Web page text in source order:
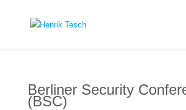
Berliner Security
(BSC)